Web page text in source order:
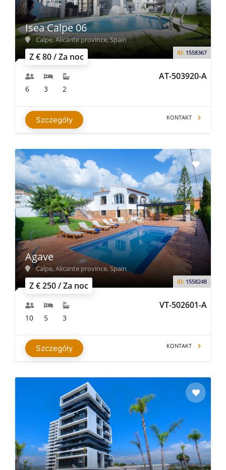
Z € 80 / Za noc ID: 1558367
AT-503920-A
Isea Calpe 06
Calpe, Alicante province, Spain
6 3 2
Szczegóły KONTAKT
Z € 250 / Za noc ID: 1558248
VT-502601-A
Agave
Calpe, Alicante province, Spain
10 5 3
Szczegóły KONTAKT